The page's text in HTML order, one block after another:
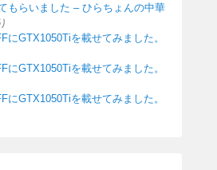
もらいました – ひらちょんの中華
にGTX1050Tiを載せてみました。
にGTX1050Tiを載せてみました。
にGTX1050Tiを載せてみました。